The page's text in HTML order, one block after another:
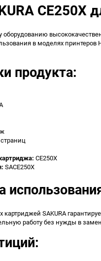
CE250X
в моделях принтеров
продукта:
CE250X
SACE250X
SAKURA
работу без нужды в